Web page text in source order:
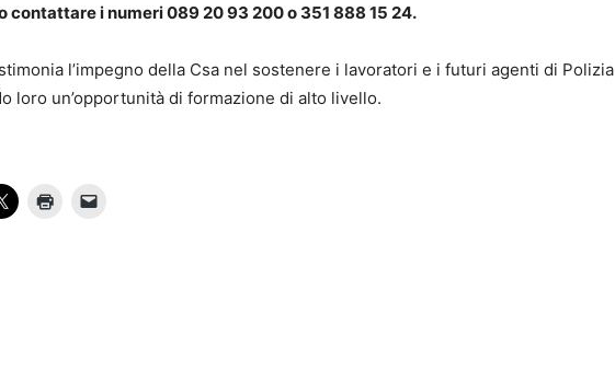
contattare i numeri 089 20 93 200 o 351 888 15 24.
l’impegno della Csa nel sostenere i lavoratori e i futuri agenti di Polizia
loro un’opportunità di formazione di alto livello.